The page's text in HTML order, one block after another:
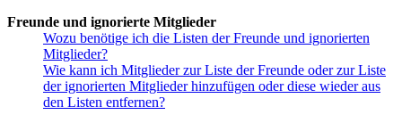
Freunde und ignorierte Mitglieder
Wozu benötige ich die Listen der Freunde und ignorierten
Mitglieder?
Wie kann ich Mitglieder zur Liste der Freunde oder zur Liste
der ignorierten Mitglieder hinzufügen oder diese wieder aus
den Listen entfernen?